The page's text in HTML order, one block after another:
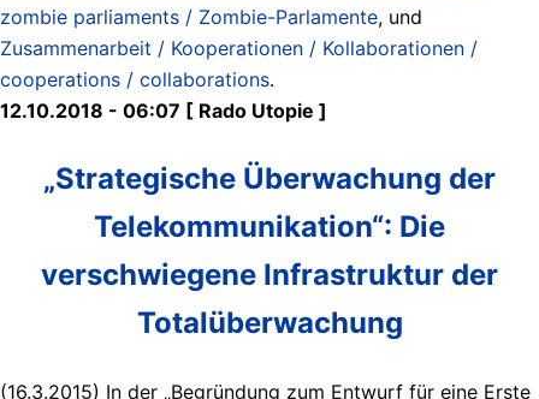
zombie parliaments / Zombie-Parlamente, und
Zusammenarbeit / Kooperationen / Kollaborationen /
cooperations / collaborations.
12.10.2018 - 06:07 [ Rado Utopie ]
„Strategische Überwachung der
Telekommunikation“: Die
verschwiegene Infrastruktur der
Totalüberwachung
(16.3.2015) In der „Begründung zum Entwurf für eine Erste